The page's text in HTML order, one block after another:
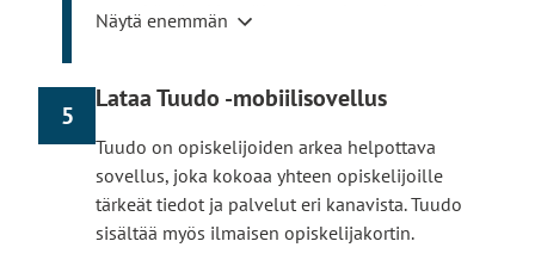
käytä rekisteröitymisen yhteydessä
jälkeen lukukauden kurssi, esim.
ohjeiden mukaan. Digistartti-kurssi on
olemassa suomeksi ja englanniksi.
Suorituskieli määräytyy koulutuksen
mukaan.
Näytä enemmän
5
Lataa Tuudo -mobiilisovellus
Tuudo on opiskelijoiden arkea helpottava
sovellus, joka kokoaa yhteen opiskelijoille
tärkeät tiedot ja palvelut eri kanavista. Tuudo
sisältää myös ilmaisen opiskelijakortin.